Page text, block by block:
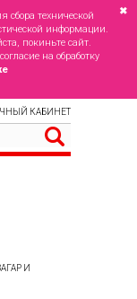
сбора технической
информации.
покиньте сайт.
на обработку
✖
КАБИНЕТ
И